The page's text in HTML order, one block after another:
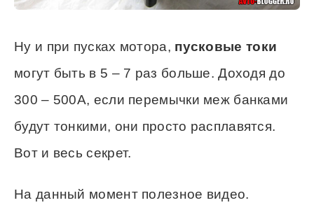
Ну и при пусках мотора, пусковые токи
могут быть в 5 – 7 раз больше. Доходя до
300 – 500А, если перемычки меж банками
будут тонкими, они просто расплавятся.
Вот и весь секрет.
На данный момент полезное видео.